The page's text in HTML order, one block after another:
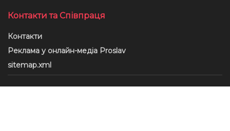
Контакти та Співпраця
Контакти
Реклама у онлайн-медіа Proslav
sitemap.xml